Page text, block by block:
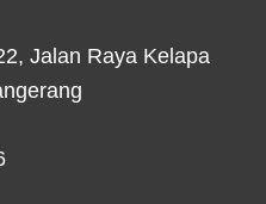
Jalan Raya Kelapa